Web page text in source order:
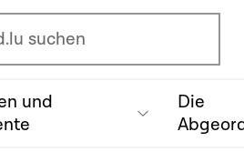
recherche
suchen
und
Die